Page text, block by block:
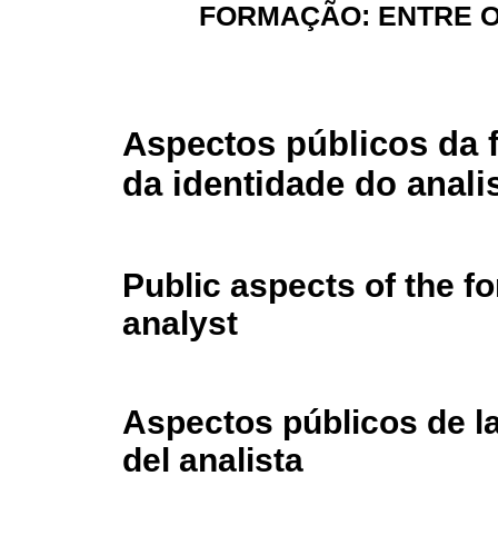
FORMAÇÃO: ENTRE
Aspectos públicos da
da identidade do
Public aspects of the
analyst
Aspectos públicos de
del analista